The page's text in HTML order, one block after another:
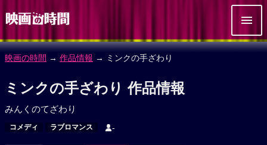
映画の時間 → 作品情報 → ミンクの手ざわり
ミンクの手ざわり 作品情報
みんくのてざわり
コメディ ラブロマンス -